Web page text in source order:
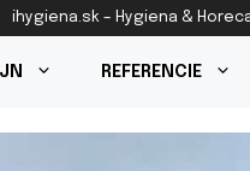
ihygiena.sk – Hygiena &
REFERENCIE